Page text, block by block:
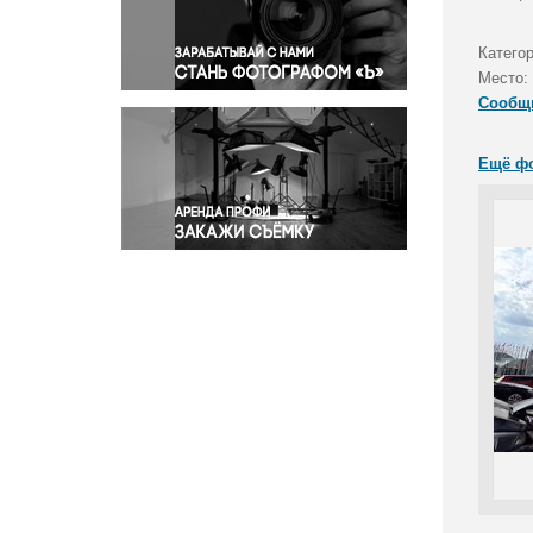
Правосудие
Происшествия и конфликты
Религия
Светская жизнь
Спорт
Экология
Экономика и бизнес
Место:
Ещё